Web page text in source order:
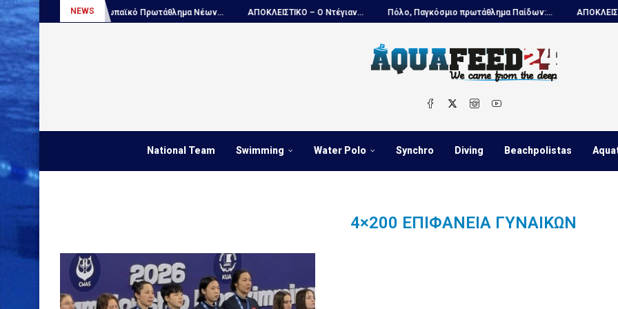
NEWS
Πόλο, Ευρωπαϊκό Πρωτάθλημα Νέων... ΑΠΟΚΛΕΙΣΤΙΚΟ – Ο Ντέγιαν... Πόλο, Παγκόσμιο πρωτάθλημα Παίδων:... ΑΠΟΚΛΕΙΣΤΙΚΟ
National Team Swimming Water Polo Synchro Diving Beachpolistas
4×200 ΕΠΙΦΆΝΕΙΑ ΓΥΝΑΙΚΏΝ